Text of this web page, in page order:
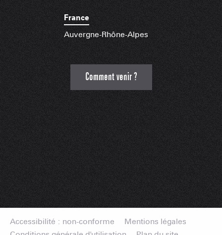
France
Auvergne-Rhône-Alpes
Comment venir ?
Accessibilité : non-conforme
Mentions légales